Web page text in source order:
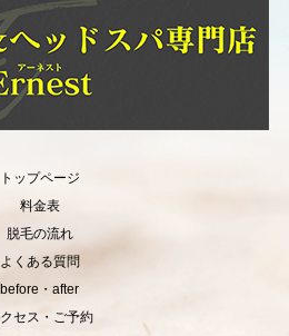
トップページ
料金表
脱毛の流れ
よくある質問
before・after
セス・ご予約